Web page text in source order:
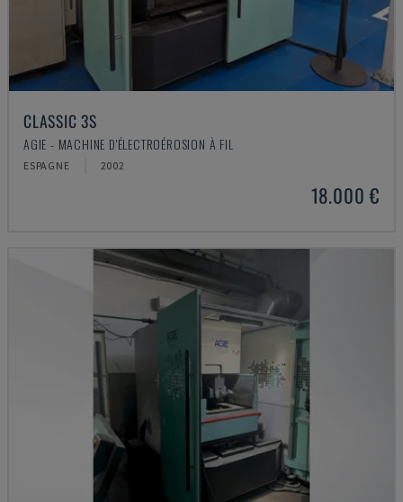
CLASSIC 3S
AGIE - MACHINE D'ÉLECTROÉROSION À FIL
ESPAGNE 2002
18.000 €